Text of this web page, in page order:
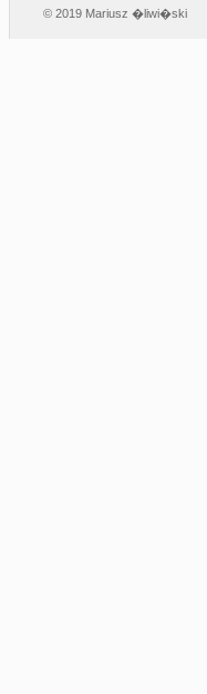
© 2019 Mariusz �liwi�ski